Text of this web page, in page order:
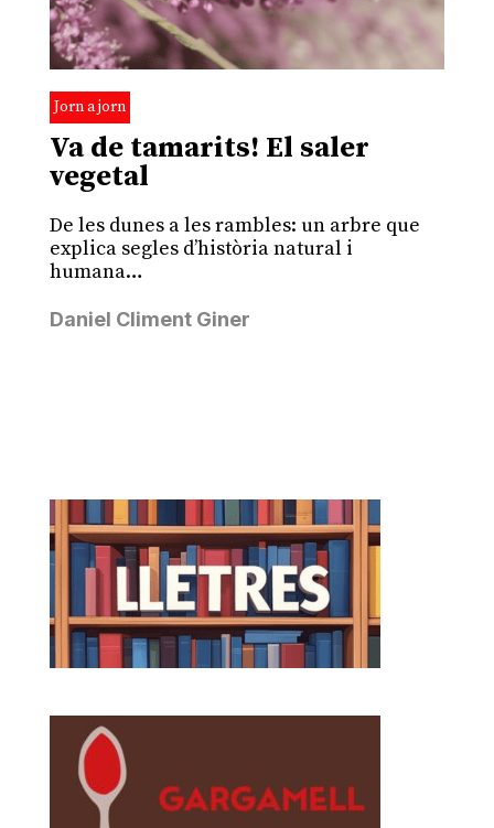
Jorn a jorn
Va de tamarits! El saler
vegetal
De les dunes a les rambles: un arbre que
explica segles d’història natural i
humana…
Daniel Climent Giner